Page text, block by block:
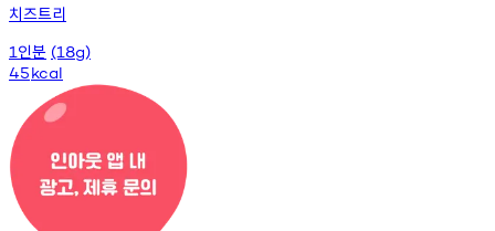
치즈트리
1 인분 (18g)
45kcal